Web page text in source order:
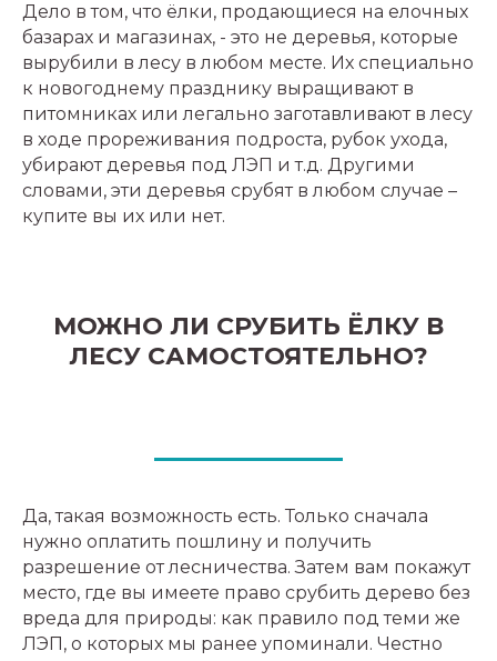
Дело в том, что ёлки, продающиеся на елочных
базарах и магазинах, - это не деревья, которые
вырубили в лесу в любом месте. Их специально
к новогоднему празднику выращивают в
питомниках или легально заготавливают в лесу
в ходе прореживания подроста, рубок ухода,
убирают деревья под ЛЭП и т.д. Другими
словами, эти деревья срубят в любом случае –
купите вы их или нет.
МОЖНО ЛИ СРУБИТЬ ЁЛКУ В
ЛЕСУ САМОСТОЯТЕЛЬНО?
Да, такая возможность есть. Только сначала
нужно оплатить пошлину и получить
разрешение от лесничества. Затем вам покажут
место, где вы имеете право срубить дерево без
вреда для природы: как правило под теми же
ЛЭП, о которых мы ранее упоминали. Честно